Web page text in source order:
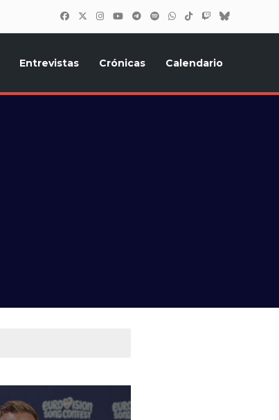
Entrevistas Crónicas Calendario